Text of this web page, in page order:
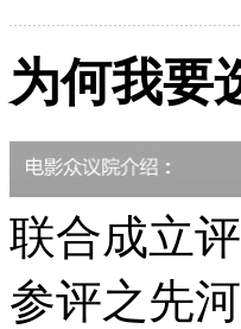
为何我要
联合成立
参评之先